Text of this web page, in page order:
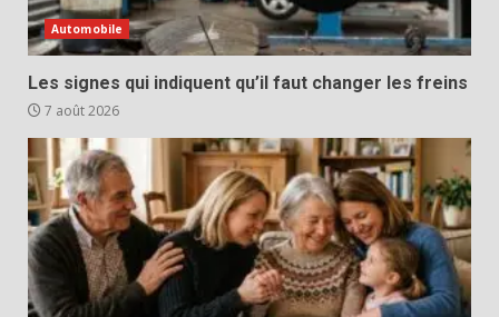
Automobile
Les signes qui indiquent qu’il faut changer les freins
7 août 2026